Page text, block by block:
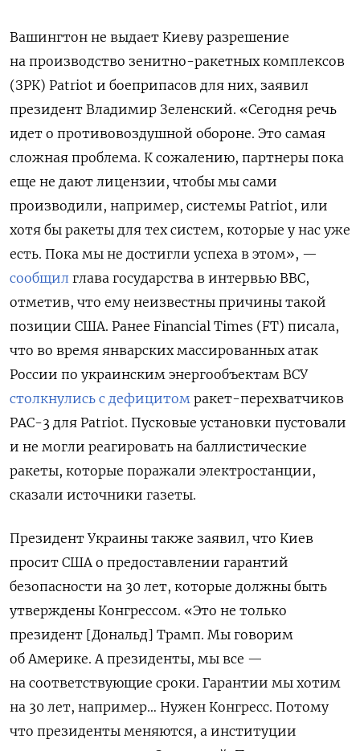
Вашингтон не выдает Киеву разрешение
на производство зенитно-ракетных комплексов
(ЗРК) Patriot и боеприпасов для них, заявил
президент Владимир Зеленский. «Сегодня речь
идет о противовоздушной обороне. Это самая
сложная проблема. К сожалению, партнеры пока
еще не дают лицензии, чтобы мы сами
производили, например, системы Patriot, или
хотя бы ракеты для тех систем, которые у нас уже
есть. Пока мы не достигли успеха в этом», —
сообщил глава государства в интервью BBC,
отметив, что ему неизвестны причины такой
позиции США. Ранее Financial Times (FT) писала,
что во время январских массированных атак
России по украинским энергообъектам ВСУ
столкнулись с дефицитом ракет-перехватчиков
PAC-3 для Patriot. Пусковые установки пустовали
и не могли реагировать на баллистические
ракеты, которые поражали электростанции,
сказали источники газеты.
Президент Украины также заявил, что Киев
просит США о предоставлении гарантий
безопасности на 30 лет, которые должны быть
утверждены Конгрессом. «Это не только
президент [Дональд] Трамп. Мы говорим
об Америке. А президенты, мы все —
на соответствующие сроки. Гарантии мы хотим
на 30 лет, например… Нужен Конгресс. Потому
что президенты меняются, а институции